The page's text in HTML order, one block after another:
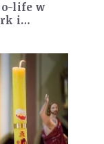
life w
i